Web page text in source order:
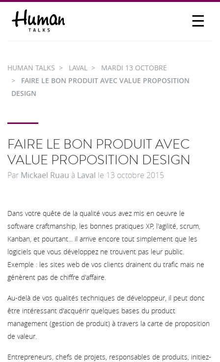
☰
PARTICIPER
HUMAN TALKS LAVAL
MARDI 13 OCTOBRE
FAIRE LE BON PRODUIT AVEC VALUE PROPOSITION
DESIGN
FAIRE LE BON PRODUIT AVEC
VALUE PROPOSITION DESIGN
Par Mickael Ruau à Laval le 13 octobre 2015
Dans votre quête de la qualité vous avez mis en oeuvre le
software craftmanship, les bonnes pratiques XP, l'agilité, scrum,
Kanban, et pourtant... il arrive encore tout simplement que les
logiciels que vous développez ne trouvent pas leur public.
Exemple : les sites web de vos clients drainent du trafic mais ne
génèrent pas de chiffre d'affaire.
Au-delà de vos qualités techniques de développeur, il peut donc
être intéressant d'acquérir quelques bases du product
management (gestion de produit) à travers la carte de proposition
de valeur.
Entrepreneurs, chefs de projets, responsables de produits, initiez-